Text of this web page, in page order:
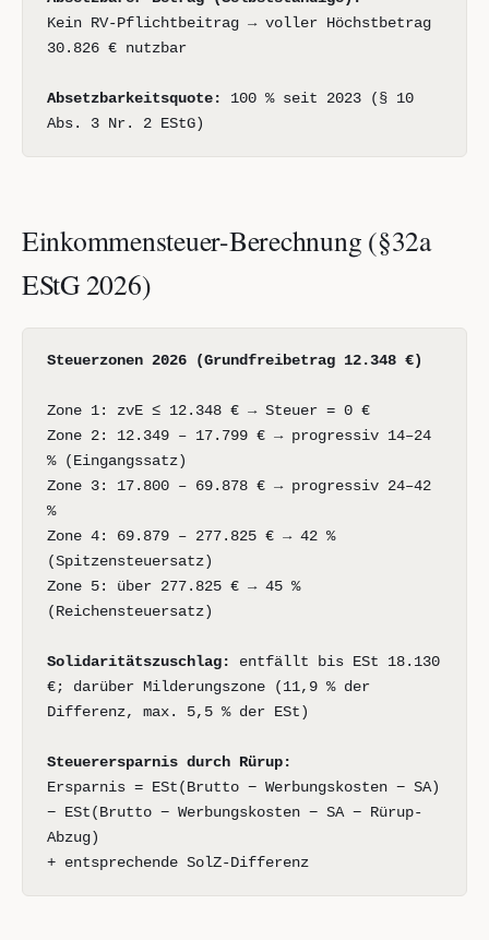
Kein RV-Pflichtbeitrag → voller Höchstbetrag
30.826 € nutzbar
Absetzbarkeitsquote:
100 % seit 2023 (§ 10
Abs. 3 Nr. 2 EStG)
Einkommensteuer-Berechnung (§32a
EStG 2026)
Steuerzonen 2026 (Grundfreibetrag 12.348 €)
Zone 1: zvE ≤ 12.348 € → Steuer = 0 €
Zone 2: 12.349 – 17.799 € → progressiv 14–24
% (Eingangssatz)
Zone 3: 17.800 – 69.878 € → progressiv 24–42
%
Zone 4: 69.879 – 277.825 € → 42 %
(Spitzensteuersatz)
Zone 5: über 277.825 € → 45 %
(Reichensteuersatz)
Solidaritätszuschlag:
entfällt bis ESt 18.130
€; darüber Milderungszone (11,9 % der
Differenz, max. 5,5 % der ESt)
Steuerersparnis durch Rürup:
Ersparnis = ESt(Brutto − Werbungskosten − SA)
− ESt(Brutto − Werbungskosten − SA − Rürup-
Abzug)
+ entsprechende SolZ-Differenz